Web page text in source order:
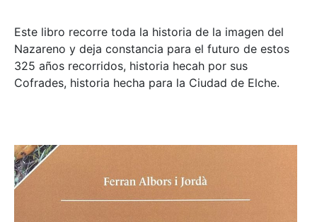
Este libro recorre toda la historia de la imagen del
Nazareno y deja constancia para el futuro de estos
325 años recorridos, historia hecah por sus
Cofrades, historia hecha para la Ciudad de Elche.